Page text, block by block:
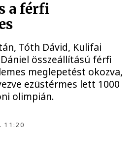
a férfi
Tóth Dávid, Kulifai
összeállítású férfi
meglepetést okozva,
ezüstérmes lett 1000
olimpián.
11:20